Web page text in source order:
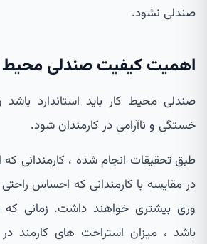
صندلی نشود.
اهمیت کیفیت صندلی محیط
صندلی محیط کار باید استاندارد
خستگی و ناآرامی در کارمندان شود.
طبق تحقیقات انجام شده ، کارمندانی
در مقایسه با کارمندانی که احساس راحتی
وری بیشتری خواهند داشت. زمانی که
باشد ، میزان استراحت های کارمند